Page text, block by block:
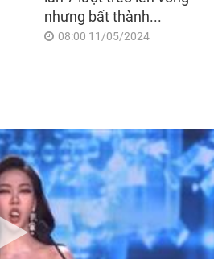
nhưng bất thành...
08:00 11/05/2024